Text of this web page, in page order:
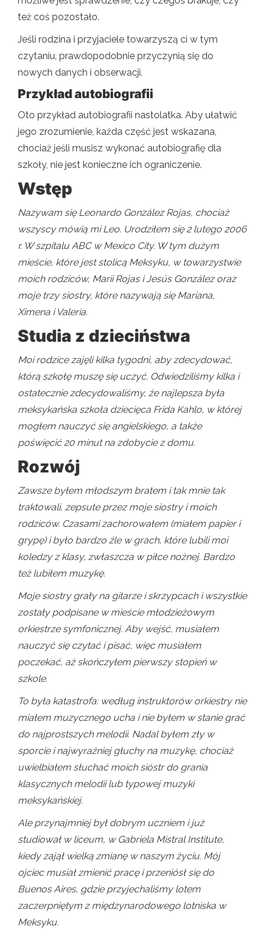
też coś pozostało.
Jeśli rodzina i przyjaciele towarzyszą ci w tym
czytaniu, prawdopodobnie przyczynią się do
nowych danych i obserwacji.
Przykład autobiografii
Oto przykład autobiografii nastolatka. Aby ułatwić
jego zrozumienie, każda część jest wskazana,
chociaż jeśli musisz wykonać autobiografię dla
szkoły, nie jest konieczne ich ograniczenie.
Wstęp
Nazywam się Leonardo González Rojas, chociaż
wszyscy mówią mi Leo. Urodziłem się 2 lutego 2006
r. W szpitalu ABC w Mexico City. W tym dużym
mieście, które jest stolicą Meksyku, w towarzystwie
moich rodziców, Marii Rojas i Jesús González oraz
moje trzy siostry, które nazywają się Mariana,
Ximena i Valeria.
Studia z dzieciństwa
Moi rodzice zajęli kilka tygodni, aby zdecydować,
którą szkołę muszę się uczyć. Odwiedziliśmy kilka i
ostatecznie zdecydowaliśmy, że najlepsza była
meksykańska szkoła dziecięca Frida Kahlo, w której
mogłem nauczyć się angielskiego, a także
poświęcić 20 minut na zdobycie z domu.
Rozwój
Zawsze byłem młodszym bratem i tak mnie tak
traktowali, zepsute przez moje siostry i moich
rodziców. Czasami zachorowałem (miałem papier i
grypę) i było bardzo źle w grach, które lubili moi
koledzy z klasy, zwłaszcza w piłce nożnej. Bardzo
też lubiłem muzykę.
Moje siostry grały na gitarze i skrzypcach i wszystkie
zostały podpisane w mieście młodzieżowym
orkiestrze symfonicznej. Aby wejść, musiałem
nauczyć się czytać i pisać, więc musiałem
poczekać, aż skończyłem pierwszy stopień w
szkole.
To była katastrofa: według instruktorów orkiestry nie
miałem muzycznego ucha i nie byłem w stanie grać
do najprostszych melodii. Nadal byłem zły w
sporcie i najwyraźniej głuchy na muzykę, chociaż
uwielbiałem słuchać moich sióstr do grania
klasycznych melodii lub typowej muzyki
meksykańskiej.
Ale przynajmniej był dobrym uczniem i już
studiował w liceum, w Gabriela Mistral Institute,
kiedy zajął wielką zmianę w naszym życiu. Mój
ojciec musiał zmienić pracę i przeniósł się do
Buenos Aires, gdzie przyjechaliśmy lotem
zaczerpniętym z międzynarodowego lotniska w
Meksyku.